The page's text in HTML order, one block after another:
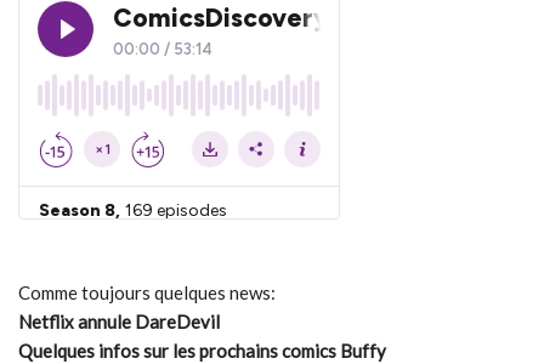
Comme toujours quelques news:
Netflix annule DareDevil
Quelques infos sur les prochains comics Buffy